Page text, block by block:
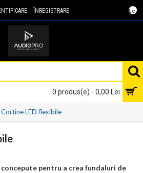
Lei
ÎNREGISTRARE
0 produs(e) - 0,00 Lei
Cortine LED flexibile
pentru a crea fundaluri de